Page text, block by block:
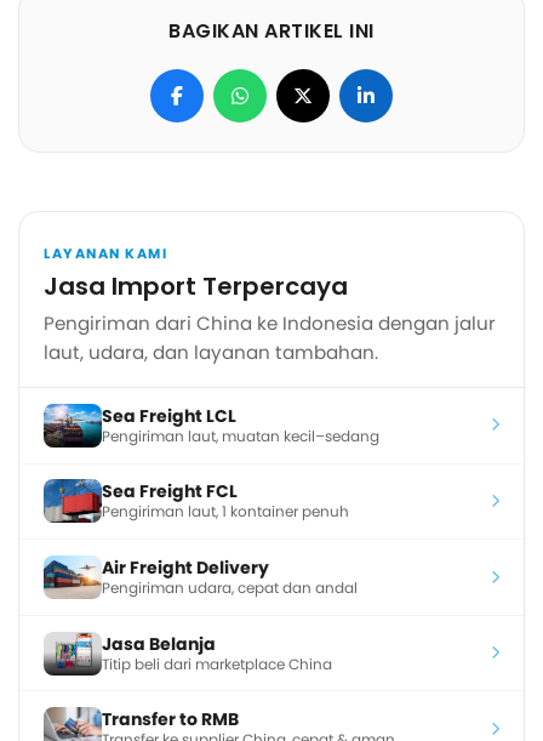
BAGIKAN ARTIKEL INI
LAYANAN KAMI
Jasa Import Terpercaya
Pengiriman dari China ke Indonesia dengan jalur
laut, udara, dan layanan tambahan.
Sea Freight LCL
Pengiriman laut, muatan kecil–sedang
Sea Freight FCL
Pengiriman laut, 1 kontainer penuh
Air Freight Delivery
Pengiriman udara, cepat dan andal
Jasa Belanja
Titip beli dari marketplace China
Transfer to RMB